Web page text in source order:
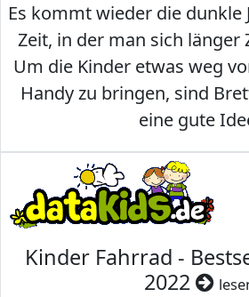
Es kommt wieder die dunkle
Zeit, in der man sich länger
Um die Kinder etwas weg
Handy zu bringen, sind
eine gute
Kinder Fahrrad -
2022